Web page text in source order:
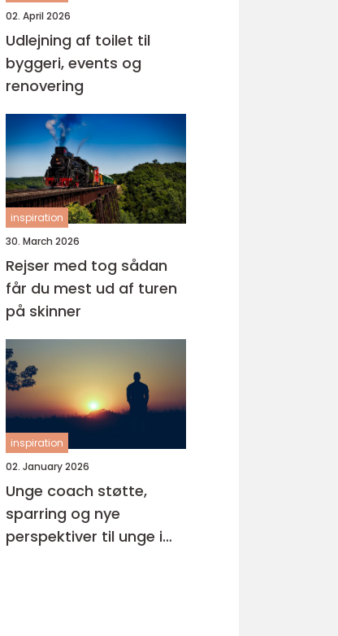
02. April 2026
Udlejning af toilet til
byggeri, events og
renovering
inspiration
30. March 2026
Rejser med tog sådan
får du mest ud af turen
på skinner
inspiration
02. January 2026
Unge coach støtte,
sparring og nye
perspektiver til unge i